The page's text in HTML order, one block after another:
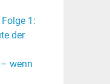
1:
der
wenn